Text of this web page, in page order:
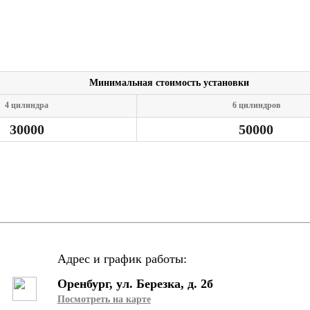
Минимальная стоимость установки
4 цилиндра 6 цилиндров
30000 50000
Адрес и график работы:
Оренбург, ул. Березка, д. 2б
Посмотреть на карте